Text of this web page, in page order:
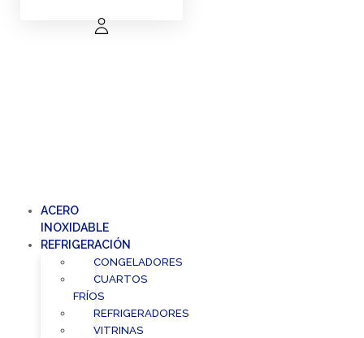
ACERO
INOXIDABLE
REFRIGERACIÓN
CONGELADORES
CUARTOS
FRÍOS
REFRIGERADORES
VITRINAS